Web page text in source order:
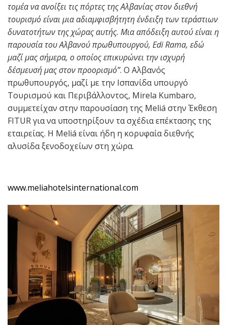
τομέα να ανοίξει τις πόρτες της Αλβανίας στον διεθνή
τουρισμό είναι μια αδιαμφισβήτητη ένδειξη των τεράστιων
δυνατοτήτων της χώρας αυτής. Μια απόδειξη αυτού είναι η
παρουσία του Αλβανού πρωθυπουργού, Edi Rama, εδώ
μαζί μας σήμερα, ο οποίος επικυρώνει την ισχυρή
δέσμευσή μας στον προορισμό”. Ο Αλβανός
πρωθυπουργός, μαζί με την Ισπανίδα υπουργό
Τουρισμού και Περιβάλλοντος, Mirela Kumbaro,
συμμετείχαν στην παρουσίαση της Meliá στην Έκθεση
FITUR για να υποστηρίξουν τα σχέδια επέκτασης της
εταιρείας. Η Meliá είναι ήδη η κορυφαία διεθνής
αλυσίδα ξενοδοχείων στη χώρα.
www.meliahotelsinternational.com